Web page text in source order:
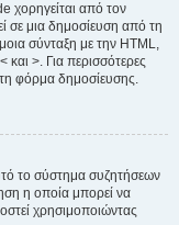
χορηγείται από τον
σε μια δημοσίευση από τη
σύνταξη με την HTML,
και >. Για περισσότερες
φόρμα δημοσίευσης.
το σύστημα συζητήσεων
η οποία μπορεί να
χρησιμοποιώντας